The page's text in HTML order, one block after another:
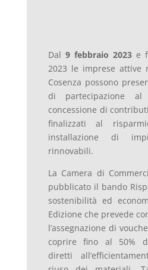
Dal 9 febbraio 2023e
2023 le imprese attive
Cosenza possono
di partecipazione
concessione di
finalizzati al
installazione di
rinnovabili.
La Camera di
pubblicato il bando
sostenibilità ed
Edizione che prevede
l’assegnazione di
coprire fino al 50%
diretti